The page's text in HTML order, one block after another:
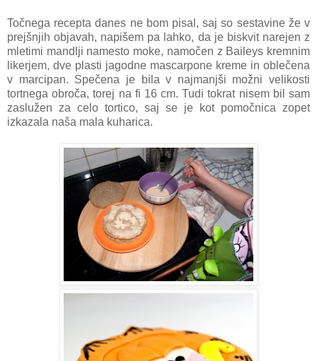
Točnega recepta danes ne bom pisal, saj so sestavine že v
prejšnjih objavah, napišem pa lahko, da je biskvit narejen z
mletimi mandlji namesto moke, namočen z Baileys kremnim
likerjem, dve plasti jagodne mascarpone kreme in oblečena
v marcipan. Spečena je bila v najmanjši možni velikosti
tortnega obroča, torej na fi 16 cm. Tudi tokrat nisem bil sam
zaslužen za celo tortico, saj se je kot pomočnica zopet
izkazala naša mala kuharica.